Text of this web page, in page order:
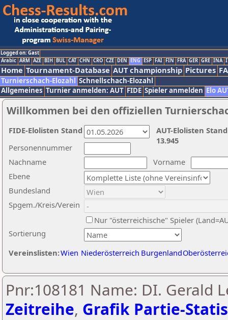
Logged on: Gast
Arabic ARM AZE BIH BUL CAT CHN CRO CZE DEN ENG ESP FAI FIN FRA GER GRE INA
Home Tournament-Database AUT championship Pictures
Turnierschach-Elozahl Schnellschach-Elozahl
Allgemeines Turnier anmelden: AUT FIDE Spieler anmelden Elo
Willkommen bei den offiziellen
Nachname
Vorname
Ebene
Sortierung
Personennummer
Bundesland
Spgem./Kreis/Verein
Nur "österreichische" Spieler
Vereinslisten:Wien Niederösterreich Burgenland
AUT-Elolisten
13.945
FIDE-Elolisten Stand
Pnr:108181 Name: DI. Gerald
Zeitreihe, Grafik Partie-